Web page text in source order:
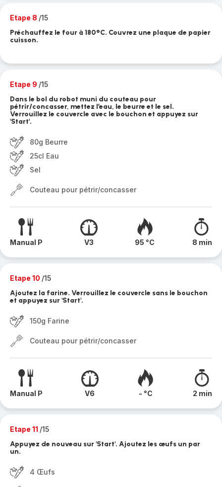
Etape 8 /15
Préchauffez le four à 180°C. Couvrez une plaque de papier
cuisson.
Etape 9 /15
Dans le bol du robot muni du couteau pour
pétrir/concasser, mettez l’eau, le beurre et le sel.
Verrouillez le couvercle avec le bouchon et appuyez sur
'Start'.
80g Beurre
25cl Eau
Sel
Couteau pour pétrir/concasser
Manual P V3 95 °C 8 min
Etape 10 /15
Ajoutez la farine. Verrouillez le couvercle sans le bouchon
et appuyez sur 'Start'.
150g Farine
Couteau pour pétrir/concasser
Manual P V6 - °C 2 min
Etape 11 /15
Appuyez de nouveau sur 'Start'. Ajoutez les œufs un par
un.
4 Œufs